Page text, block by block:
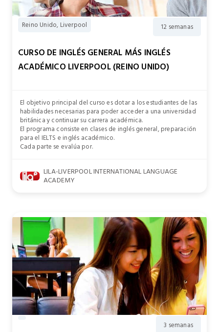
Reino Unido, Liverpool 12 semanas
CURSO DE INGLÉS GENERAL MÁS INGLÉS
ACADÉMICO LIVERPOOL (REINO UNIDO)
El objetivo principal del curso es dotar a los estudiantes de las
habilidades necesarias para poder acceder a una universidad
británica y continuar su carrera académica.
El programa consiste en clases de inglés general, preparación
para el IELTS e inglés académico.
Cada parte se evalúa por.
LILA-LIVERPOOL INTERNATIONAL LANGUAGE
ACADEMY
3 semanas